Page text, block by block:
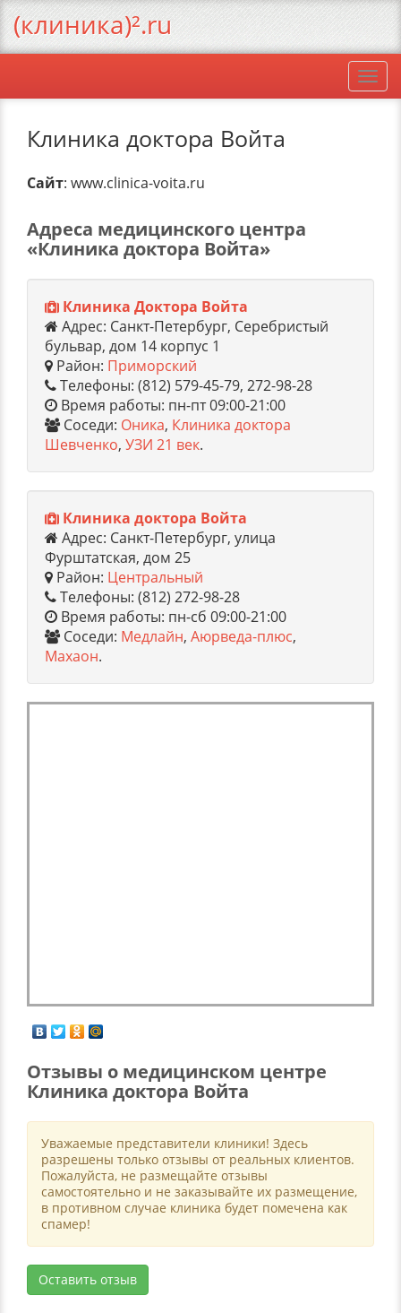
Клиника доктора Войта
Сайт: www.clinica-voita.ru
Адреса медицинского центра
«Клиника доктора Войта»
Клиника Доктора Войта
Адрес: Санкт-Петербург, Серебристый
бульвар, дом 14 корпус 1
Район: Приморский
Телефоны: (812) 579-45-79, 272-98-28
Время работы: пн-пт 09:00-21:00
Соседи: Оника, Клиника доктора
Шевченко, УЗИ 21 век.
Клиника доктора Войта
Адрес: Санкт-Петербург, улица
Фурштатская, дом 25
Район: Центральный
Телефоны: (812) 272-98-28
Время работы: пн-сб 09:00-21:00
Соседи: Медлайн, Аюрведа-плюс,
Махаон.
Отзывы о медицинском центре
Клиника доктора Войта
Уважаемые представители клиники! Здесь
разрешены только отзывы от реальных клиентов.
Пожалуйста, не размещайте отзывы
самостоятельно и не заказывайте их размещение,
в противном случае клиника будет помечена как
спамер!
Оставить отзыв
(клиника)².ru